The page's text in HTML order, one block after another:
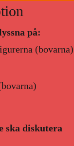
på:
(bovarna)
ska diskutera